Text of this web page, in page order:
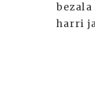
harri